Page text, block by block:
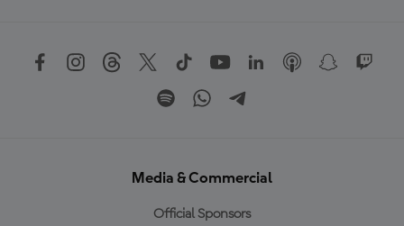
Media & Commercial
Official Sponsors